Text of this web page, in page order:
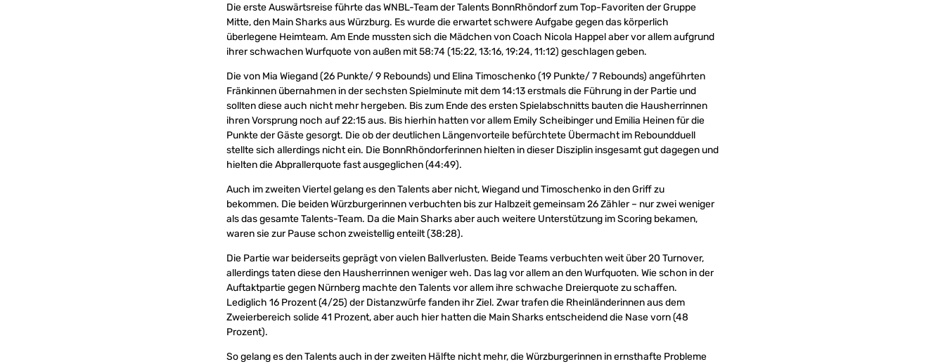
Die erste Auswärtsreise führte das WNBL-Team der Talents BonnRhöndorf zum Top-Favoriten der Gruppe
Mitte, den Main Sharks aus Würzburg. Es wurde die erwartet schwere Aufgabe gegen das körperlich
überlegene Heimteam. Am Ende mussten sich die Mädchen von Coach Nicola Happel aber vor allem aufgrund
ihrer schwachen Wurfquote von außen mit 58:74 (15:22, 13:16, 19:24, 11:12) geschlagen geben.
Die von Mia Wiegand (26 Punkte/ 9 Rebounds) und Elina Timoschenko (19 Punkte/ 7 Rebounds) angeführten
Fränkinnen übernahmen in der sechsten Spielminute mit dem 14:13 erstmals die Führung in der Partie und
sollten diese auch nicht mehr hergeben. Bis zum Ende des ersten Spielabschnitts bauten die Hausherrinnen
ihren Vorsprung noch auf 22:15 aus. Bis hierhin hatten vor allem Emily Scheibinger und Emilia Heinen für die
Punkte der Gäste gesorgt. Die ob der deutlichen Längenvorteile befürchtete Übermacht im Reboundduell
stellte sich allerdings nicht ein. Die BonnRhöndorferinnen hielten in dieser Disziplin insgesamt gut dagegen und
hielten die Abprallerquote fast ausgeglichen (44:49).
Auch im zweiten Viertel gelang es den Talents aber nicht, Wiegand und Timoschenko in den Griff zu
bekommen. Die beiden Würzburgerinnen verbuchten bis zur Halbzeit gemeinsam 26 Zähler – nur zwei weniger
als das gesamte Talents-Team. Da die Main Sharks aber auch weitere Unterstützung im Scoring bekamen,
waren sie zur Pause schon zweistellig enteilt (38:28).
Die Partie war beiderseits geprägt von vielen Ballverlusten. Beide Teams verbuchten weit über 20 Turnover,
allerdings taten diese den Hausherrinnen weniger weh. Das lag vor allem an den Wurfquoten. Wie schon in der
Auftaktpartie gegen Nürnberg machte den Talents vor allem ihre schwache Dreierquote zu schaffen.
Lediglich 16 Prozent (4/25) der Distanzwürfe fanden ihr Ziel. Zwar trafen die Rheinländerinnen aus dem
Zweierbereich solide 41 Prozent, aber auch hier hatten die Main Sharks entscheidend die Nase vorn (48
Prozent).
So gelang es den Talents auch in der zweiten Hälfte nicht mehr, die Würzburgerinnen in ernsthafte Probleme